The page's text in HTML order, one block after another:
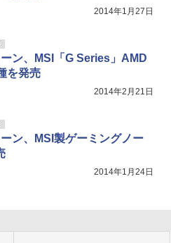
2014年1月27日
ン、MSI「G Series」AMD
を発売
2014年2月21日
ン、MSI製ゲーミングノー
2014年1月24日